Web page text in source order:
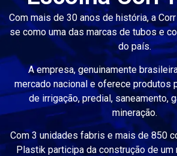
Com mais de 30 anos de história, a
se como uma das marcas de tubos e
do país.
A empresa, genuinamente
mercado nacional e oferece produtos
de irrigação, predial, saneamento,
mineração.
Com 3 unidades fabris e mais de 850
Plastik participa da construção de um